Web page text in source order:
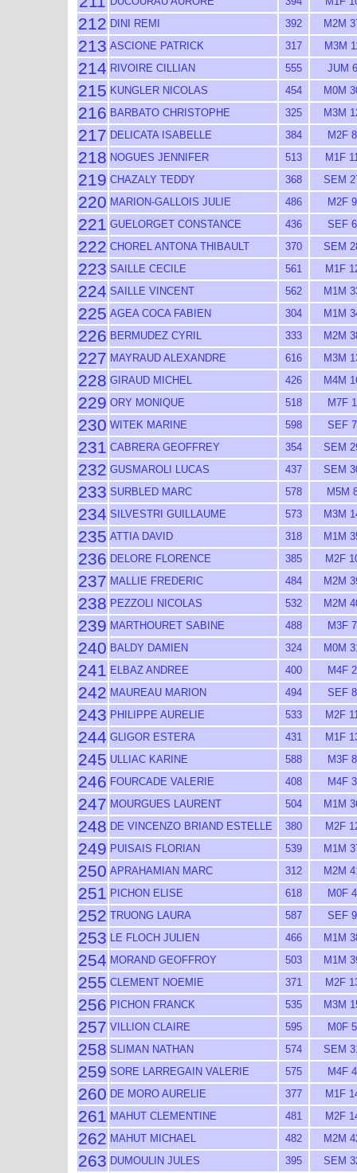
212 DINI REMI 392 M2M
213 ASCIONE PATRICK 317 M3M
214 RIVOIRE CILLIAN 555 JUM 6
215 KUNGLER NICOLAS 454 M0M
216 BARBATO CHRISTOPHE 325 M3M
217 DELICATA ISABELLE 384 M2F 8
218 NOGUES JENNIFER 513 M1F
219 CHAZALY TEDDY 368 SEM
220 MARION-GALLOIS JULIE 486 M2F 9
221 GUELORGET CONSTANCE 436 SEF 6
222 CHOREL ANTONA THIBAULT 370 SEM
223 SAILLE CECILE 561 M1F
224 SAILLE VINCENT 562 M1M
225 AGEA COCA FABIEN 304 M1M
226 BERMUDEZ CYRIL 333 M2M
227 MAYRAUD ALEXANDRE 616 M3M
228 GIRAUD MICHEL 426 M4M
229 ORY MONIQUE 518 M7F 1
230 WITEK MARINE 598 SEF 7
231 CABRERA GEOFFREY 354 SEM
232 GUSMAROLI LUCAS 437 SEM
233 SURBLED MARC 578 M5M
234 SILVESTRI GUILLAUME 573 M3M
235 ATTIA DAVID 318 M1M
236 DELORE FLORENCE 385 M2F
237 MALLIE FREDERIC 484 M2M
238 PEZZOLI NICOLAS 532 M2M
239 MARTHOURET SABINE 488 M3F 7
240 BALDY DAMIEN 324 M0M
241 ELBAZ ANDREE 400 M4F 2
242 MAUREAU MARION 494 SEF 8
243 PHILIPPE AURELIE 533 M2F
244 GLIGOR ESTERA 431 M1F
245 ULLIAC KARINE 588 M3F 8
246 FOURCADE VALERIE 408 M4F 3
247 MOURGUES LAURENT 504 M1M
248 DE VINCENZO BRIAND ESTELLE 380 M2F
249 PUISAIS FLORIAN 539 M1M
250 APRAHAMIAN MARC 312 M2M
251 PICHON ELISE 618 M0F 4
252 TRUONG LAURA 587 SEF 9
253 LE FLOCH JULIEN 466 M1M
254 MORAND GEOFFROY 503 M1M
255 CLEMENT NOEMIE 371 M2F
256 PICHON FRANCK 535 M3M
257 VILLION CLAIRE 595 M0F 5
258 SLIMAN NATHAN 574 SEM
259 SORE LARREGAIN VALERIE 575 M4F 4
260 DE MORO AURELIE 377 M1F
261 MAHUT CLEMENTINE 481 M2F
262 MAHUT MICHAEL 482 M2M
263 DUMOULIN JULES 395 SEM